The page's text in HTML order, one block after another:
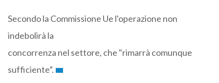
Secondo la Commissione Ue l'operazione non
indebolirà la
concorrenza nel settore, che "rimarrà comunque
sufficiente”.